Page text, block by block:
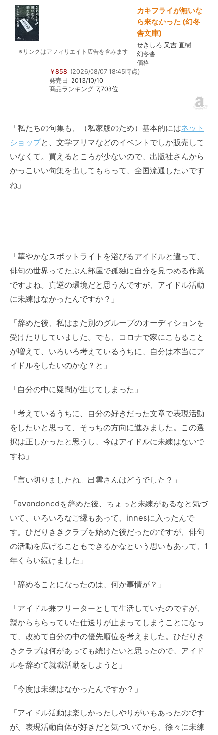
※リンクはアフィリエイト広告を含みます
カキフライが無いな
ら来なかった (幻冬
舎文庫)
せきしろ,又吉 直樹
幻冬舎
価格
￥858 (2026/08/07 18:45時点)
発売日 2013/10/10
商品ランキング 7,708位
「私たちの句集も、（私家版のため）基本的にはネット
ショップと、文学フリマなどのイベントでしか販売して
いなくて。買えるところが少ないので、出版社さんから
かっこいい句集を出してもらって、全国流通したいです
ね」
「華やかなスポットライトを浴びるアイドルと違って、
俳句の世界ってたぶん部屋で孤独に自分を見つめる作業
ですよね。真逆の環境だと思うんですが、アイドル活動
に未練はなかったんですか？」
「辞めた後、私はまた別のグループのオーディションを
受けたりしていました。でも、コロナで家にこもること
が増えて、いろいろ考えているうちに、自分は本当にア
イドルをしたいのかな？と」
「自分の中に疑問が生じてしまった」
「考えているうちに、自分の好きだった文章で表現活動
をしたいと思って、そっちの方向に進みました。この選
択は正しかったと思うし、今はアイドルに未練はないで
すね」
「言い切りましたね。出雲さんはどうでした？」
「avandonedを辞めた後、ちょっと未練があるなと気づ
いて、いろいろなご縁もあって、innesに入ったんで
す。ひだりききクラブを始めた後だったのですが、俳句
の活動を広げることもできるかなという思いもあって、1
年くらい続けました」
「辞めることになったのは、何か事情が？」
「アイドル兼フリーターとして生活していたのですが、
親からもらっていた仕送りが止まってしまうことになっ
て、改めて自分の中の優先順位を考えました。 ひだりき
きクラブは何があっても続けたいと思ったので、アイド
ルを辞めて就職活動をしようと」
「今度は未練はなかったんですか？」
「アイドル活動は楽しかったしやりがいもあったのです
が、表現活動自体が好きだと気づいてから、徐々に未練